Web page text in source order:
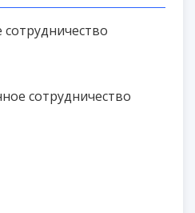
сотрудничество